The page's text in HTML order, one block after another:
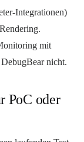
Integrationen)
mit
nicht.
PoC oder